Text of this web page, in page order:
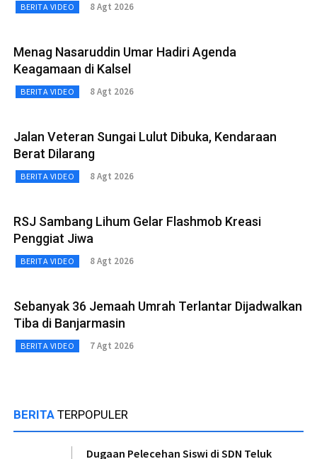
BERITA VIDEO 8 Agt 2026
Menag Nasaruddin Umar Hadiri Agenda
Keagamaan di Kalsel
BERITA VIDEO 8 Agt 2026
Jalan Veteran Sungai Lulut Dibuka, Kendaraan
Berat Dilarang
BERITA VIDEO 8 Agt 2026
RSJ Sambang Lihum Gelar Flashmob Kreasi
Penggiat Jiwa
BERITA VIDEO 8 Agt 2026
Sebanyak 36 Jemaah Umrah Terlantar Dijadwalkan
Tiba di Banjarmasin
BERITA VIDEO 7 Agt 2026
BERITA TERPOPULER
Dugaan Pelecehan Siswi di SDN Teluk